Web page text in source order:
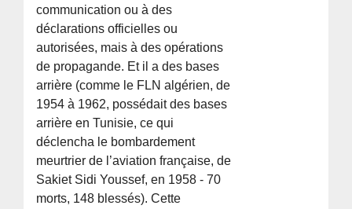
communication ou à des
déclarations officielles ou
autorisées, mais à des opérations
de propagande. Et il a des bases
arrière (comme le FLN algérien, de
1954 à 1962, possédait des bases
arrière en Tunisie, ce qui
déclencha le bombardement
meurtrier de l’aviation française, de
Sakiet Sidi Youssef, en 1958 - 70
morts, 148 blessés). Cette